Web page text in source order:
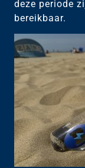
deze periode
bereikbaar.